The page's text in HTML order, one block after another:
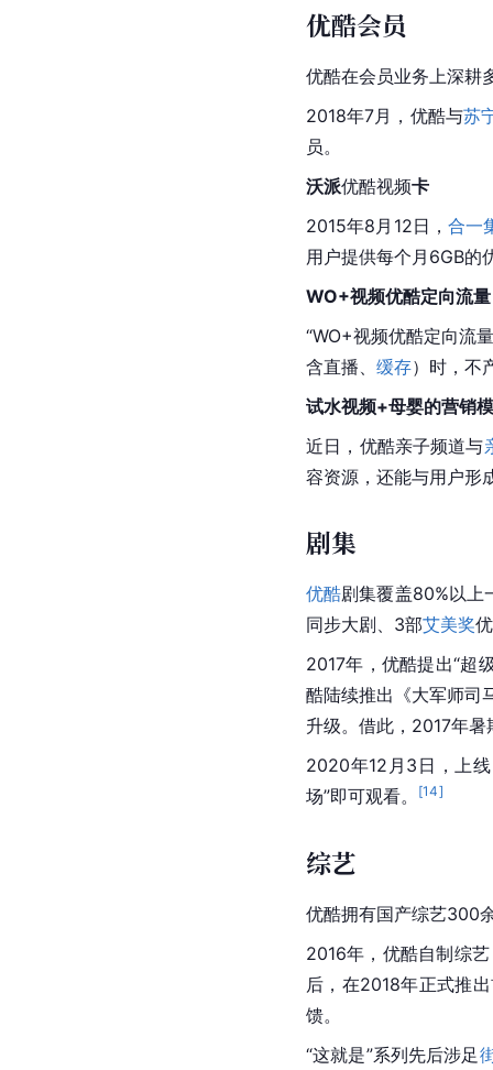
优酷会员
优酷在会员业务上深耕
2018年7月，优酷与苏
员。
沃派优酷视频卡
2015年8月12日，合一
用户提供每个月6GB的
WO+视频优酷定向流量
“WO+视频优酷定向流
含直播、 缓存）时，不
试水视频+母婴的营销
近日， 优酷亲子频道与
容资源，还能与用户形
剧集
优酷剧集覆盖80%以上
同步大剧、3部艾美奖
2017年，优酷提出“超
酷陆续推出《大军师司
升级。借此，2017年
2020年12月3日，上
场”即可观看。
[14]
综艺
优酷拥有国产综艺300
2016年， 优酷自制综
后，在2018年正式推
馈。
“这就是”系列先后涉足